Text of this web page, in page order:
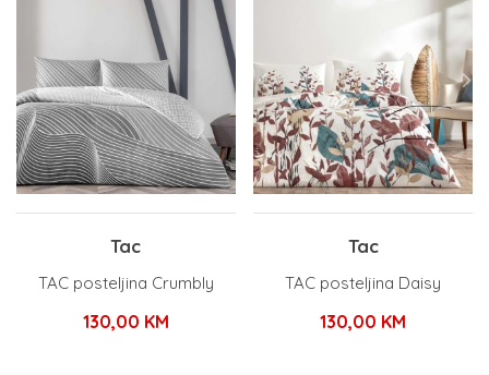
Tac
TAC posteljina Crumbly
130,00 KM
Tac
TAC posteljina Daisy
130,00 KM